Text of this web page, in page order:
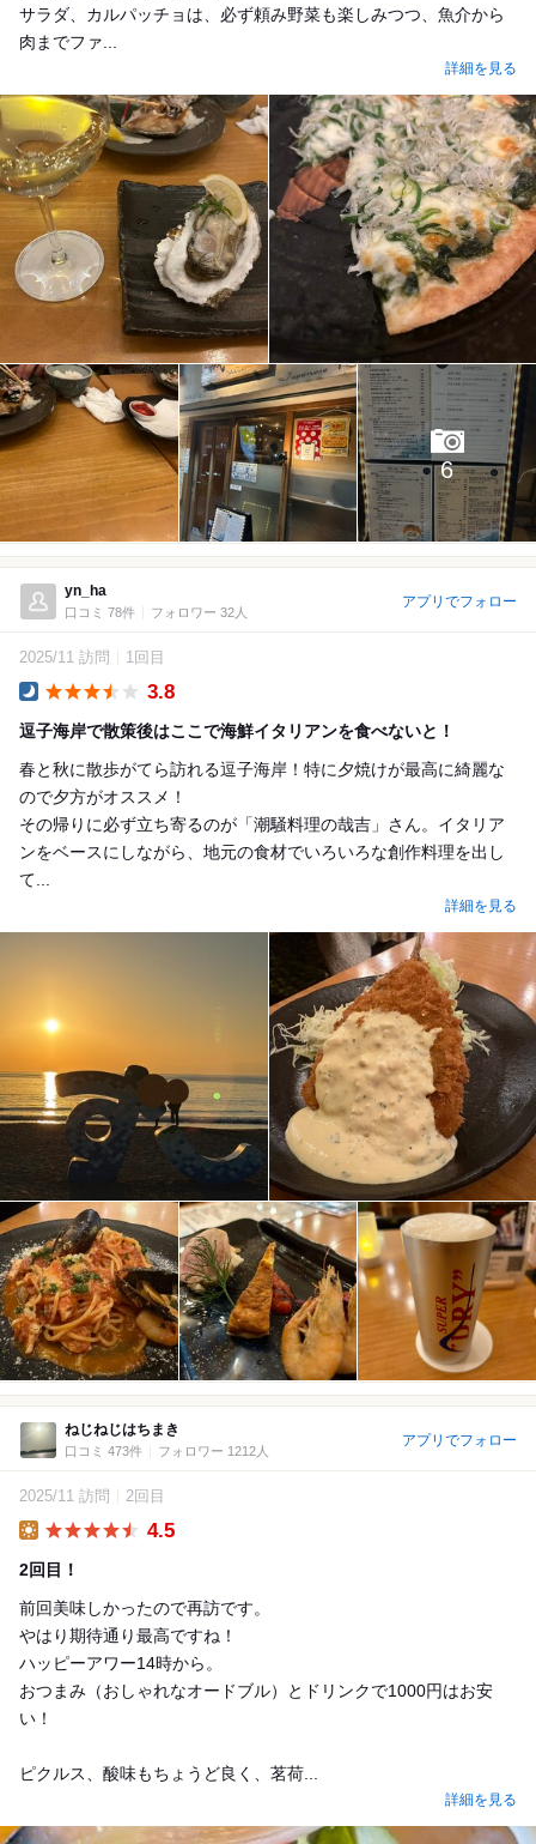
サラダ、カルパッチョは、必ず頼み野菜も楽しみつつ、魚介から
肉までファ...
詳細を見る
6
yn_ha
口コミ 78件 フォロワー 32人
アプリでフォロー
2025/11 訪問 1回目
3.8
逗子海岸で散策後はここで海鮮イタリアンを食べないと！
春と秋に散歩がてら訪れる逗子海岸！特に夕焼けが最高に綺麗な
ので夕方がオススメ！
その帰りに必ず立ち寄るのが「潮騒料理の哉吉」さん。イタリア
ンをベースにしながら、地元の食材でいろいろな創作料理を出し
て...
詳細を見る
ねじねじはちまき
口コミ 473件 フォロワー 1212人
アプリでフォロー
2025/11 訪問 2回目
4.5
2回目！
前回美味しかったので再訪です。
やはり期待通り最高ですね！
ハッピーアワー14時から。
おつまみ（おしゃれなオードブル）とドリンクで1000円はお安
い！
ピクルス、酸味もちょうど良く、茗荷...
詳細を見る